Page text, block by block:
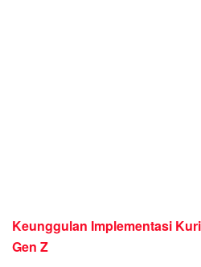
Keunggulan Implementasi
Gen Z